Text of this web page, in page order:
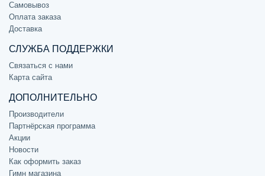
Самовывоз
Оплата заказа
Доставка
СЛУЖБА ПОДДЕРЖКИ
Связаться с нами
Карта сайта
ДОПОЛНИТЕЛЬНО
Производители
Партнёрская программа
Акции
Новости
Как оформить заказ
Гимн магазина